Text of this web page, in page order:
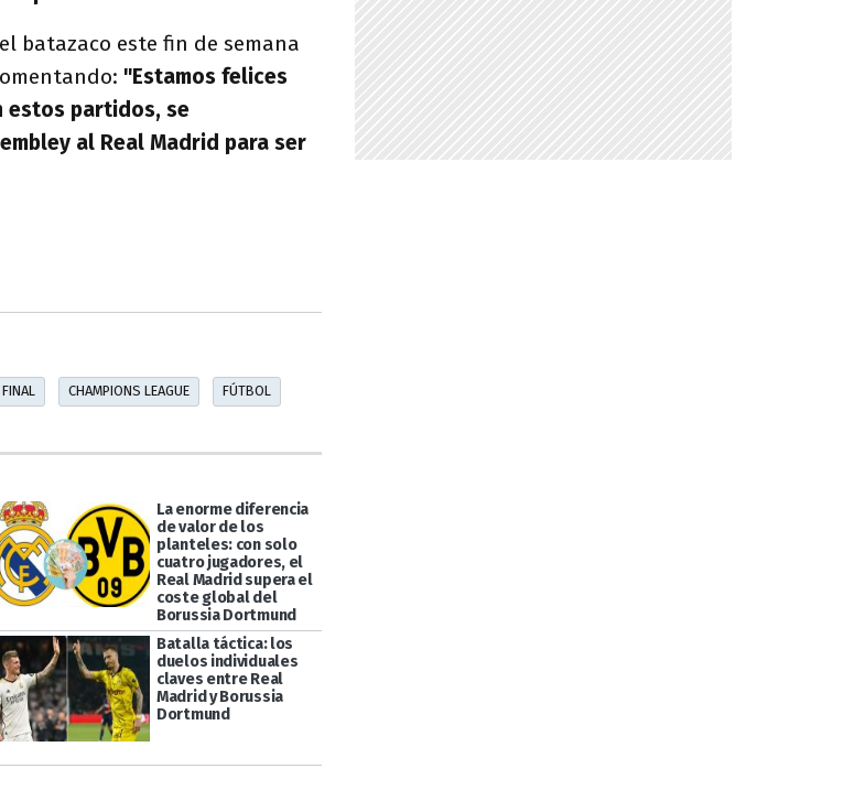
batazaco este fin de semana
"Estamos felices
estos partidos, se
al Real Madrid para ser
FINAL CHAMPIONS LEAGUE FÚTBOL
La enorme diferencia
de valor de los
planteles: con solo
cuatro jugadores, el
Real Madrid supera el
coste global del
Borussia Dortmund
Batalla táctica: los
duelos individuales
claves entre Real
Madrid y Borussia
Dortmund